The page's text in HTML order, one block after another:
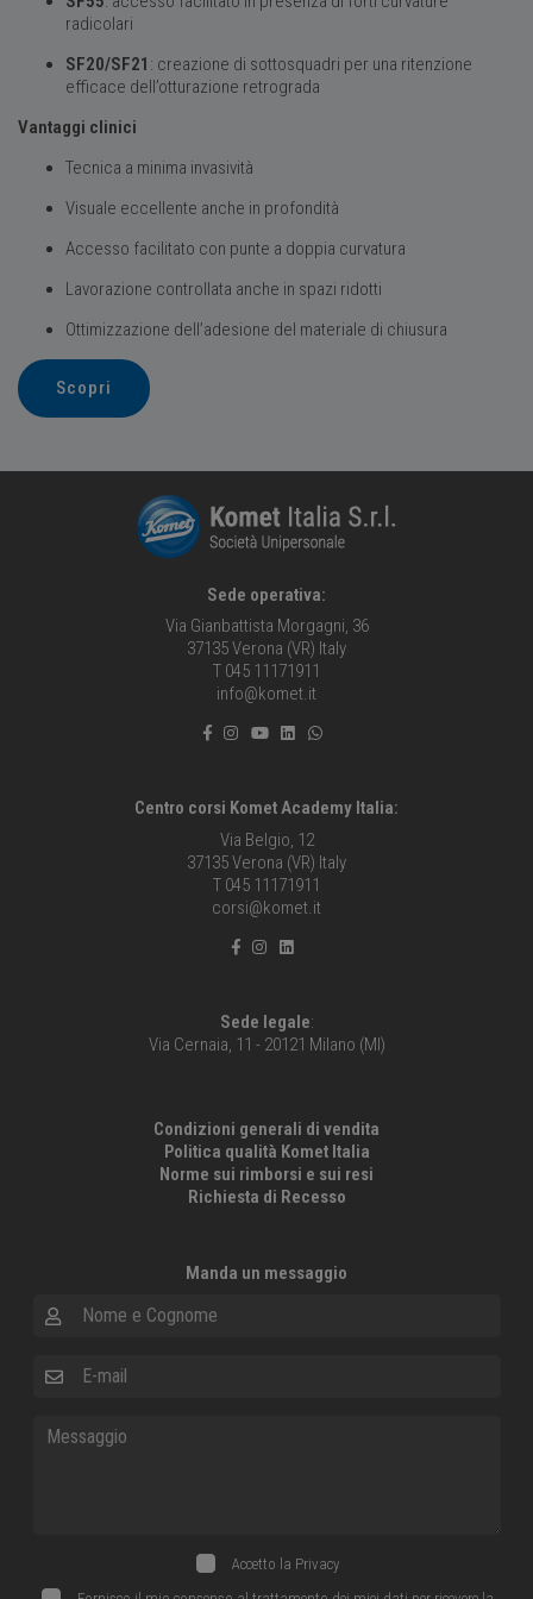
radicolari
SF20/SF21 : creazione di sottosquadri per una ritenzione
efficace dell’otturazione retrograda
Vantaggi clinici
Tecnica a minima invasività
Visuale eccellente anche in profondità
Accesso facilitato con punte a doppia curvatura
Lavorazione controllata anche in spazi ridotti
Ottimizzazione dell’adesione del materiale di chiusura
Scopri
Sede operativa:
Via Gianbattista Morgagni, 36
37135 Verona (VR) Italy
T 045 11171911
info@komet.it
Centro corsi Komet Academy Italia:
Via Belgio, 12
37135 Verona (VR) Italy
T 045 11171911
corsi@komet.it
Sede legale:
Via Cernaia, 11 - 20121 Milano (MI)
Condizioni generali di vendita
Politica qualità Komet Italia
Norme sui rimborsi e sui resi
Richiesta di Recesso
Manda un messaggio
Accetto la Privacy